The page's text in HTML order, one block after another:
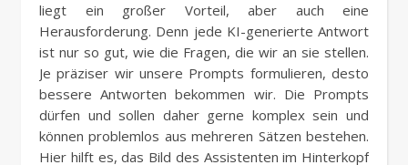
liegt ein großer Vorteil, aber auch eine
Herausforderung. Denn jede KI-generierte Antwort
ist nur so gut, wie die Fragen, die wir an sie stellen.
Je präziser wir unsere Prompts formulieren, desto
bessere Antworten bekommen wir. Die Prompts
dürfen und sollen daher gerne komplex sein und
können problemlos aus mehreren Sätzen bestehen.
Hier hilft es, das Bild des Assistenten im Hinterkopf